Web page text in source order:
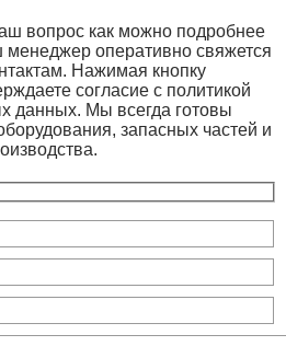
вопрос как можно подробнее
оперативно свяжется
Нажимая кнопку
согласие с политикой
данных. Мы всегда готовы
запасных частей и